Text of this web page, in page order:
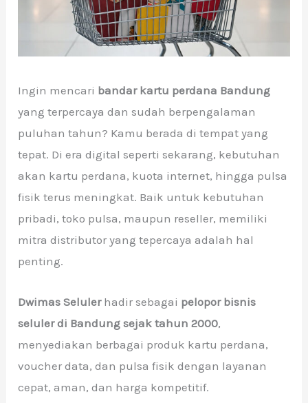
Ingin mencari bandar kartu perdana Bandung
yang terpercaya dan sudah berpengalaman
puluhan tahun? Kamu berada di tempat yang
tepat. Di era digital seperti sekarang, kebutuhan
akan kartu perdana, kuota internet, hingga pulsa
fisik terus meningkat. Baik untuk kebutuhan
pribadi, toko pulsa, maupun reseller, memiliki
mitra distributor yang tepercaya adalah hal
penting.
Dwimas Selulerhadir sebagai pelopor bisnis
seluler di Bandung sejak tahun 2000,
menyediakan berbagai produk kartu perdana,
voucher data, dan pulsa fisik dengan layanan
cepat, aman, dan harga kompetitif.